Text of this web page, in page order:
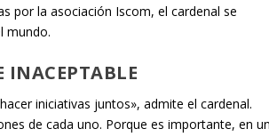
por la asociación Iscom, el cardenal se
mundo.
INACEPTABLE
iniciativas juntos», admite el cardenal.
de cada uno. Porque es importante, en